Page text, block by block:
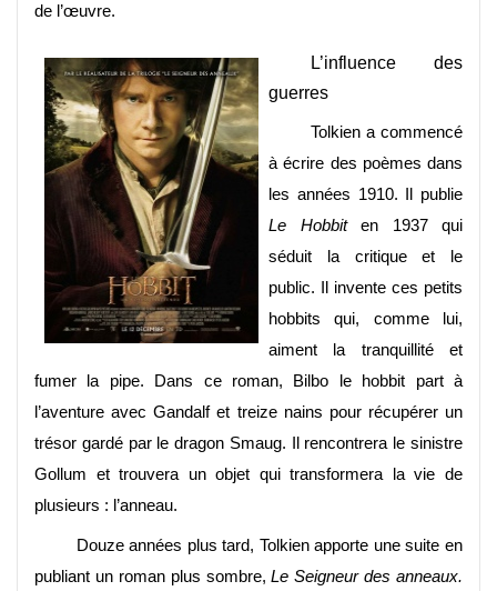
de l’œuvre.
L’influence des
guerres
Tolkien a commencé
à écrire des poèmes dans
les années 1910. Il publie
Le Hobbiten 1937 qui
séduit la critique et le
public. Il invente ces petits
hobbits qui, comme lui,
aiment la tranquillité et
fumer la pipe. Dans ce roman, Bilbo le hobbit part à
l’aventure avec Gandalf et treize nains pour récupérer un
trésor gardé par le dragon Smaug. Il rencontrera le sinistre
Gollum et trouvera un objet qui transformera la vie de
plusieurs : l’anneau.
Douze années plus tard, Tolkien apporte une suite en
publiant un roman plus sombre,Le Seigneur des anneaux.